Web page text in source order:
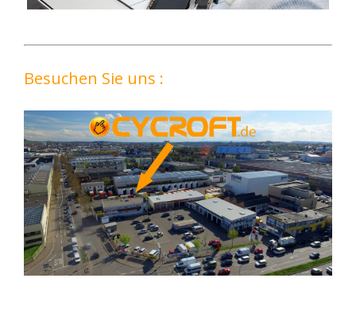
Besuchen Sie uns :